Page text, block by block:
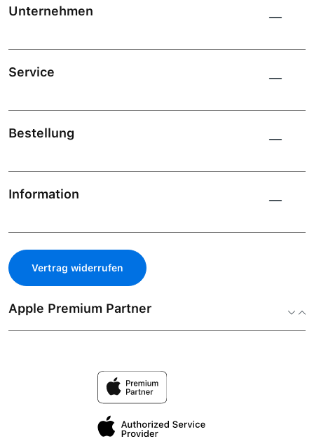
Unternehmen
Service
Bestellung
Information
Vertrag widerrufen
Apple Premium Partner